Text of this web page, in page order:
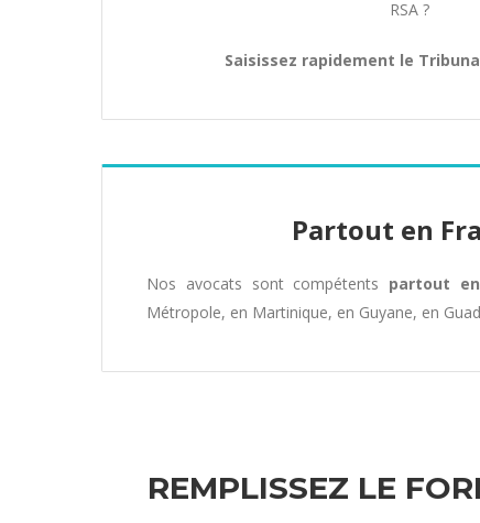
RSA ?
Saisissez rapidement le
Partout en
Nos avocats sont compétents partout
Métropole, en Martinique, en Guyane, en
REMPLISSEZ LE